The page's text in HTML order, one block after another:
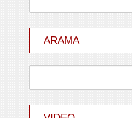
ARAMA
VIDEO